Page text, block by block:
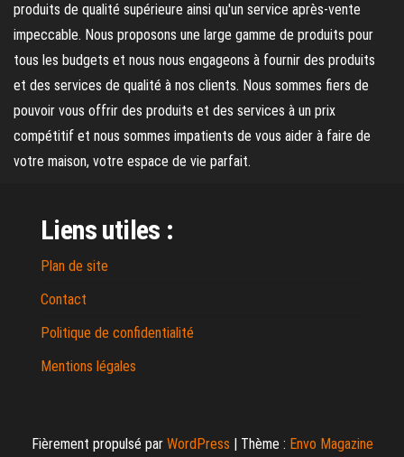
produits de qualité supérieure ainsi qu'un service après-vente
impeccable. Nous proposons une large gamme de produits pour
tous les budgets et nous nous engageons à fournir des produits
et des services de qualité à nos clients. Nous sommes fiers de
pouvoir vous offrir des produits et des services à un prix
compétitif et nous sommes impatients de vous aider à faire de
votre maison, votre espace de vie parfait.
Liens utiles :
Plan de site
Contact
Politique de confidentialité
Mentions légales
Fièrement propulsé par WordPress | Thème : Envo Magazine